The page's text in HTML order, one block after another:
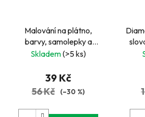
Malování na plátno,
barvy, samolepky a
štětec - Farma 20 x 15
Skladem(>5 ks)
39 Kč
56 Kč (–30 %)